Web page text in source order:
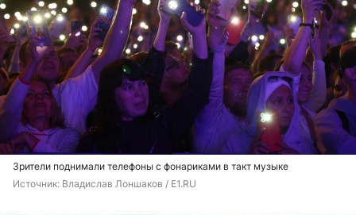
Зрители поднимали телефоны с фонариками в такт музыке
Источник: Владислав Лоншаков / E1.RU